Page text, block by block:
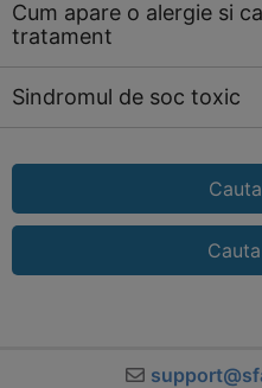
Cum apare o alergie si
tratament
Sindromul de soc toxic